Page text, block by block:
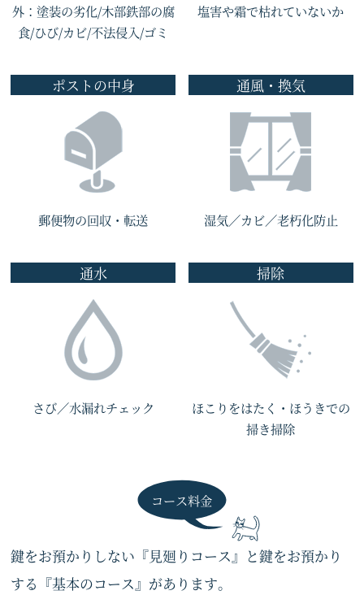
外：塗装の劣化/木部鉄部の腐
食/ひび/カビ/不法侵入/ゴミ
塩害や霜で枯れていないか
ポストの中身
郵便物の回収・転送
通風・換気
湿気／カビ／老朽化防止
通水
さび／水漏れチェック
掃除
ほこりをはたく・ほうきでの
掃き掃除
コース料金
鍵をお預かりしない『見廻りコース』と鍵をお預かり
する『基本のコース』があります。